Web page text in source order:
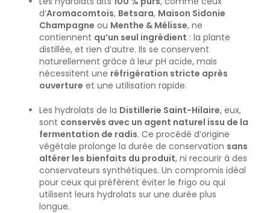
d’Aromacomtois, Betsara, Maison Sidonie
Champagne ou Menthe & Mélisse, ne
contiennent qu’un seul ingrédient : la plante
distillée, et rien d’autre. Ils se conservent
naturellement grâce à leur pH acide, mais
nécessitent une réfrigération stricte après
ouverture et une utilisation rapide.
Les hydrolats de la Distillerie Saint-Hilaire, eux,
sont conservés avec un agent naturel issu de la
fermentation de radis. Ce procédé d’origine
végétale prolonge la durée de conservation sans
altérer les bienfaits du produit, ni recourir à des
conservateurs synthétiques. Un compromis idéal
pour ceux qui préfèrent éviter le frigo ou qui
utilisent leurs hydrolats sur une durée plus
longue.